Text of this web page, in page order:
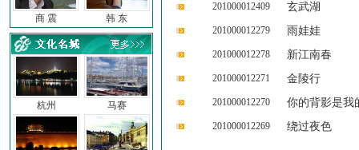
商 震 韩 东
杭州 马赛
201000012409 玄武湖
201000012279 雨娃娃
201000012278 新江南春
201000012271 金陵行
201000012270 你的背影是我
201000012269 绕过夜色